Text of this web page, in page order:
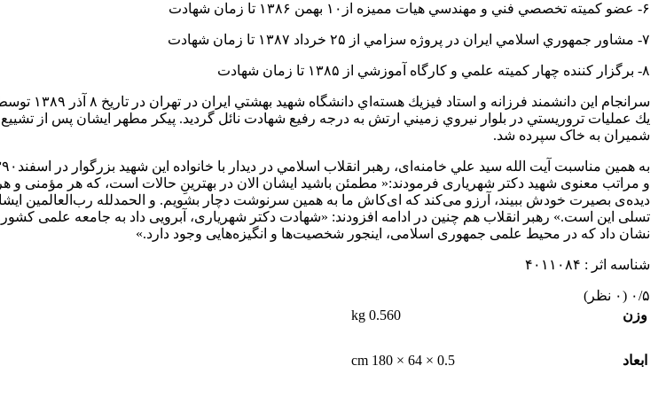
۶- عضو كميته تخصصي فني و مهندسي هيات مميزه از۱۰ بهمن ۱۳۸۶ تا زمان شهادت
۷- مشاور جمهوري اسلامي ايران در پروژه سزامي از ۲۵ خرداد ۱۳۸۷ تا زمان شهادت
۸- برگزار كننده چهار كميته علمي و كارگاه آموزشي از ۱۳۸۵ تا زمان شهادت
سرانجام اين
يك عمليات تروريستي در بلوار نيروي زميني ارتش به درجه رفيع شهادت نائل گرديد. پيکر مطهر ايشان پس از
شميران به خاک سپرده شد.
و مراتب معنوی شهيد دکتر شهرياری فرمودند:« مطمئن باشید ایشان الان در بهترینِ حالات است، كه هر مؤمنی و هر
دیده‌ی بصیرت خودش ببیند، آرزو می‌كند كه ای‌كاش ما به همین سرنوشت دچار بشویم. و الحمدلله رب‌العالمین
تسلی این است.» رهبر انقلاب هم چنين در ادامه افزودند: «شهادت دكتر شهریاری، آبرویی داد به جامعه علمی
نشان داد كه در محیط علمی جمهوری اسلامی، اینجور شخصیت‌ها و انگیزه‌هایی وجود دارد.»
شناسه اثر : ۴۰۱۱۰۸۴
‫۰/۵ ‫(۰ نظر)
وزن
0.560 kg
ابعاد 0.5 × 64 × 180 cm